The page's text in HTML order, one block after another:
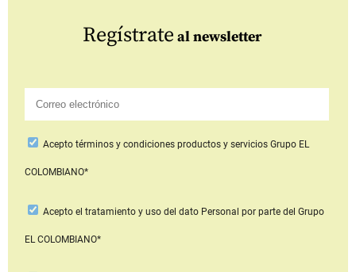
Regístrate al newsletter
Aceptotérminos y condiciones productos y serviciosGrupo EL
COLOMBIANO*
Acepto el tratamiento y uso del dato Personal por parte del Grupo
EL COLOMBIANO*